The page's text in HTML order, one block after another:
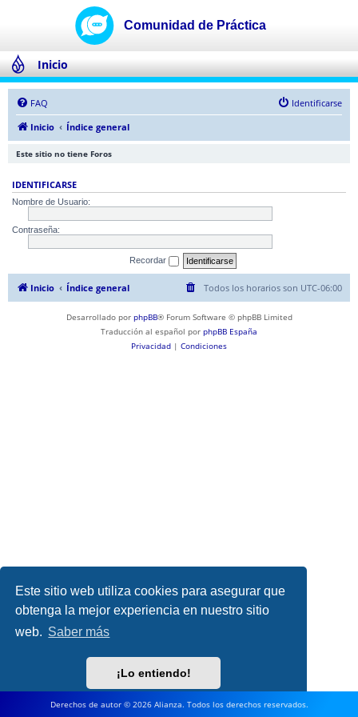
Este sitio web utiliza cookies para asegurar que
obtenga la mejor experiencia en nuestro sitio
web. Saber más
¡Lo entiendo!
Inicio
FAQ
Identificarse
Inicio
Índice general
Este sitio no tiene Foros
IDENTIFICARSE
Nombre de Usuario:
Contraseña:
Recordar
Inicio Índice general Todos los horarios son UTC-06:00
Desarrollado por phpBB® Forum Software © phpBB Limited
Traducción al español por phpBB España
Privacidad | Condiciones
Derechos de autor © 2026 Alianza. Todos los derechos reservados.